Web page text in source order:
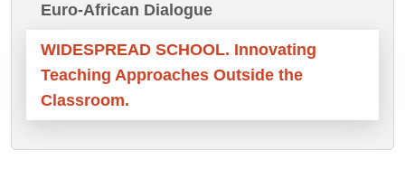
Euro-African Dialogue
WIDESPREAD SCHOOL. Innovating
Teaching Approaches Outside the
Classroom.